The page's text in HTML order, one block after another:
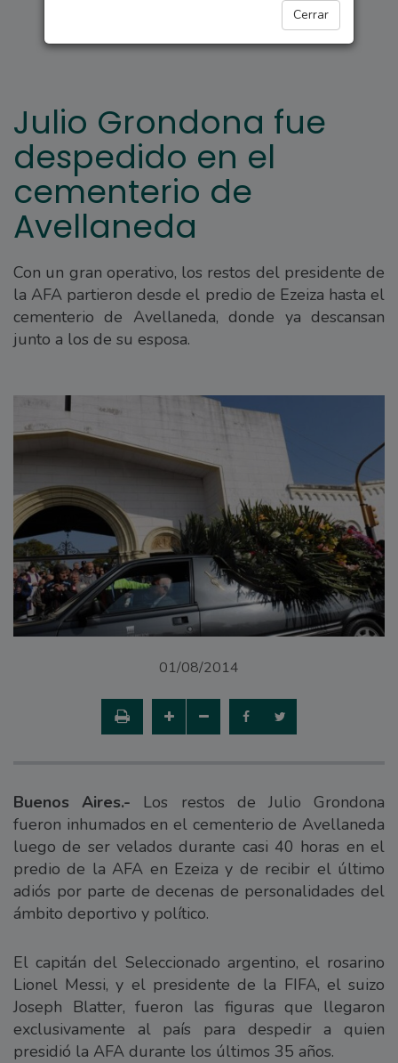
Cerrar
Julio Grondona fue
despedido en el
cementerio de
Avellaneda
Con un gran operativo, los restos del presidente de
la AFA partieron desde el predio de Ezeiza hasta el
cementerio de Avellaneda, donde ya descansan
junto a los de su esposa.
01/08/2014
Buenos Aires.- Los restos de Julio Grondona
fueron inhumados en el cementerio de Avellaneda
luego de ser velados durante casi 40 horas en el
predio de la AFA en Ezeiza y de recibir el último
adiós por parte de decenas de personalidades del
ámbito deportivo y político.
El capitán del Seleccionado argentino, el rosarino
Lionel Messi, y el presidente de la FIFA, el suizo
Joseph Blatter, fueron las figuras que llegaron
exclusivamente al país para despedir a quien
presidió la AFA durante los últimos 35 años.